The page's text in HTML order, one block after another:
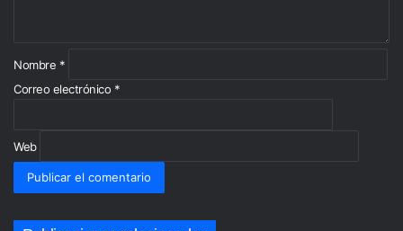
*
Nombre *
Correo electrónico *
Web